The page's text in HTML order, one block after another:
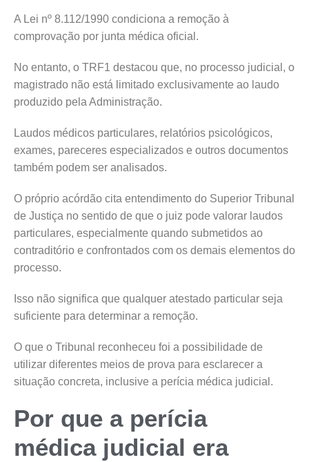
A Lei nº 8.112/1990 condiciona a remoção à
comprovação por junta médica oficial.
No entanto, o TRF1 destacou que, no processo judicial, o
magistrado não está limitado exclusivamente ao laudo
produzido pela Administração.
Laudos médicos particulares, relatórios psicológicos,
exames, pareceres especializados e outros documentos
também podem ser analisados.
O próprio acórdão cita entendimento do Superior Tribunal
de Justiça no sentido de que o juiz pode valorar laudos
particulares, especialmente quando submetidos ao
contraditório e confrontados com os demais elementos do
processo.
Isso não significa que qualquer atestado particular seja
suficiente para determinar a remoção.
O que o Tribunal reconheceu foi a possibilidade de
utilizar diferentes meios de prova para esclarecer a
situação concreta, inclusive a perícia médica judicial.
Por que a perícia
médica judicial era